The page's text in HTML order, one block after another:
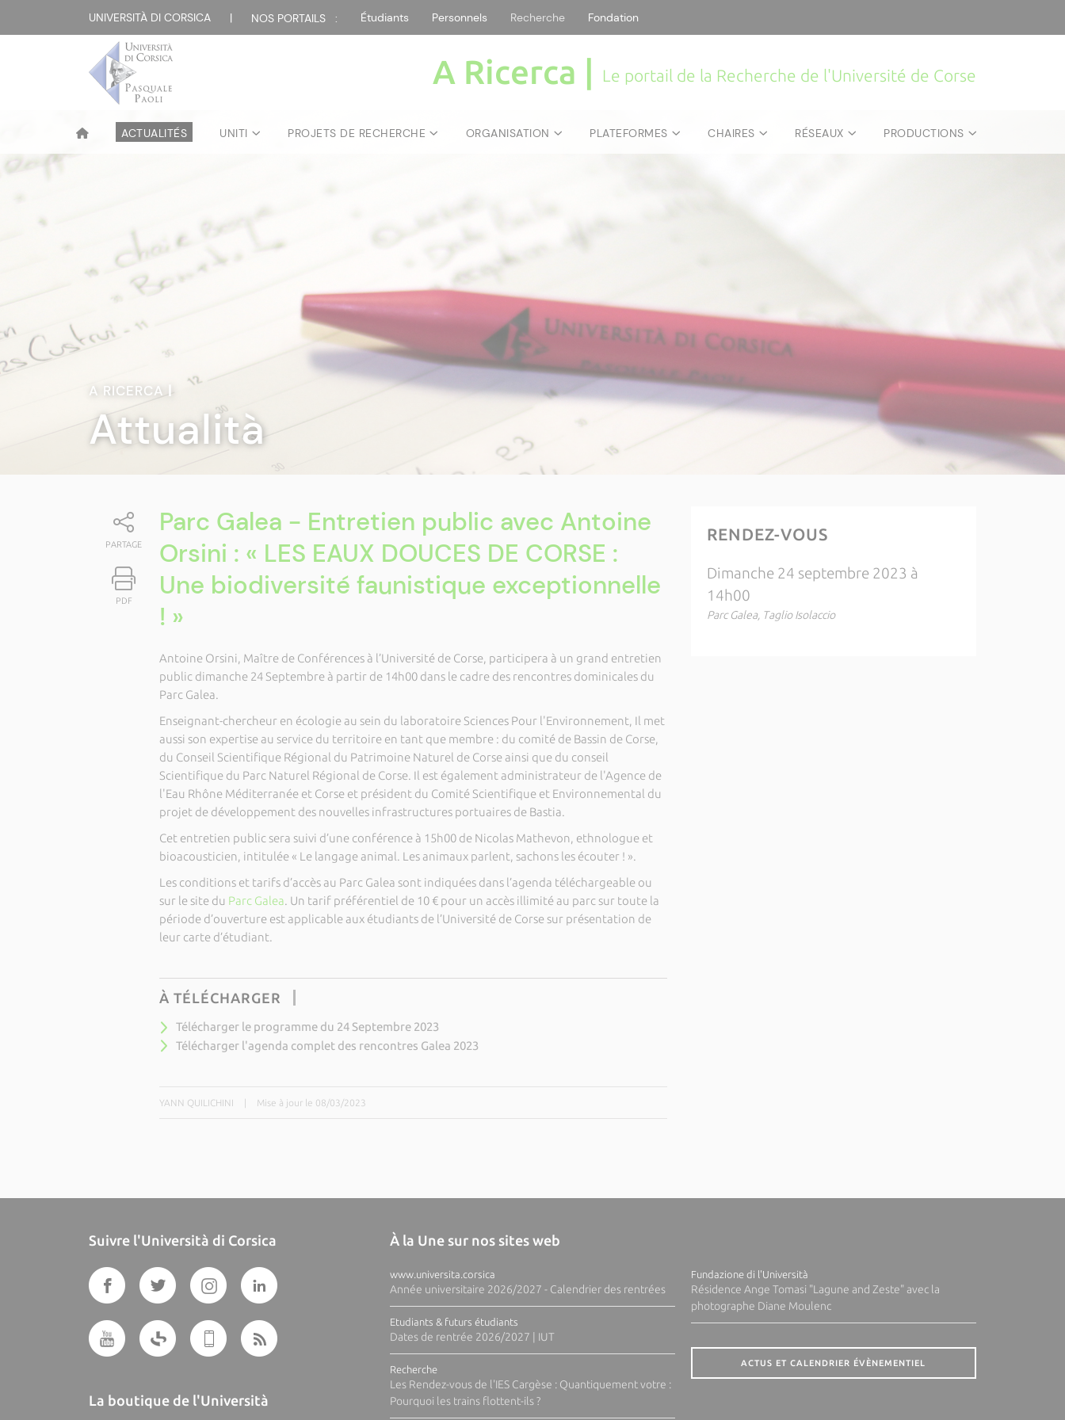
UNIVERSITÀ DI CORSICA | NOS PORTAILS : Étudiants Personnels Recherche Fondation
A Ricerca | Le portail de la Recherche de l'Université de Corse
ACTUALITÉS UNITI PROJETS DE RECHERCHE ORGANISATION PLATEFORMES CHAIRES RÉSEAUX PRODUCTIONS
A RICERCA|
Attualità
PARTAGE
PDF
Parc Galea - Entretien public avec Antoine
Orsini : « LES EAUX DOUCES DE CORSE :
Une biodiversité faunistique exceptionnelle
! »
Antoine Orsini, Maître de Conférences à l’Université de Corse, participera à un grand entretien
public dimanche 24 Septembre à partir de 14h00 dans le cadre des rencontres dominicales du
Parc Galea.
Enseignant-chercheur en écologie au sein du laboratoire Sciences Pour l'Environnement, Il met
aussi son expertise au service du territoire en tant que membre : du comité de Bassin de Corse,
du Conseil Scientifique Régional du Patrimoine Naturel de Corse ainsi que du conseil
Scientifique du Parc Naturel Régional de Corse. Il est également administrateur de l'Agence de
l'Eau Rhône Méditerranée et Corse et président du Comité Scientifique et Environnemental du
projet de développement des nouvelles infrastructures portuaires de Bastia.
Cet entretien public sera suivi d’une conférence à 15h00 de Nicolas Mathevon, ethnologue et
bioacousticien, intitulée « Le langage animal. Les animaux parlent, sachons les écouter ! ».
Les conditions et tarifs d’accès au Parc Galea sont indiquées dans l’agenda téléchargeable ou
sur le site du Parc Galea. Un tarif préférentiel de 10 € pour un accès illimité au parc sur toute la
période d’ouverture est applicable aux étudiants de l’Université de Corse sur présentation de
leur carte d’étudiant.
À TÉLÉCHARGER
Télécharger le programme du 24 Septembre 2023
Télécharger l'agenda complet des rencontres Galea 2023
YANN QUILICHINI Mise à jour le 08/03/2023
RENDEZ-VOUS
Dimanche 24 septembre 2023 à
14h00
Parc Galea, Taglio Isolaccio
Suivre l'Università di Corsica
La boutique de l'Università
À la Une sur nos sites web
www.universita.corsica
Année universitaire 2026/2027 - Calendrier des rentrées
Etudiants & futurs étudiants
Dates de rentrée 2026/2027 | IUT
Recherche
Les Rendez-vous de l'IES Cargèse : Quantiquement votre :
Pourquoi les trains flottent-ils ?
Fundazione di l'Università
Résidence Ange Tomasi "Lagune and Zeste" avec la
photographe Diane Moulenc
ACTUS ET CALENDRIER ÉVÈNEMENTIEL